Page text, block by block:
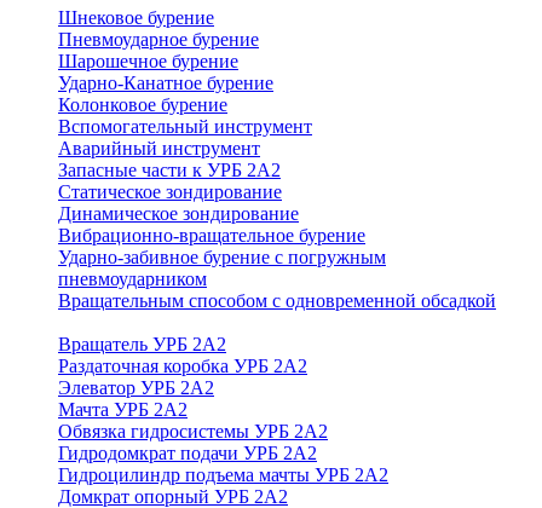
Шнековое бурение
Пневмоударное бурение
Шарошечное бурение
Ударно-Канатное бурение
Колонковое бурение
Вспомогательный инструмент
Аварийный инструмент
Запасные части к УРБ 2А2
Статическое зондирование
Динамическое зондирование
Вибрационно-вращательное бурение
Ударно-забивное бурение с погружным
пневмоударником
Вращательным способом с одновременной обсадкой
Вращатель УРБ 2А2
Раздаточная коробка УРБ 2А2
Элеватор УРБ 2А2
Мачта УРБ 2А2
Обвязка гидросистемы УРБ 2А2
Гидродомкрат подачи УРБ 2А2
Гидроцилиндр подъема мачты УРБ 2А2
Домкрат опорный УРБ 2А2